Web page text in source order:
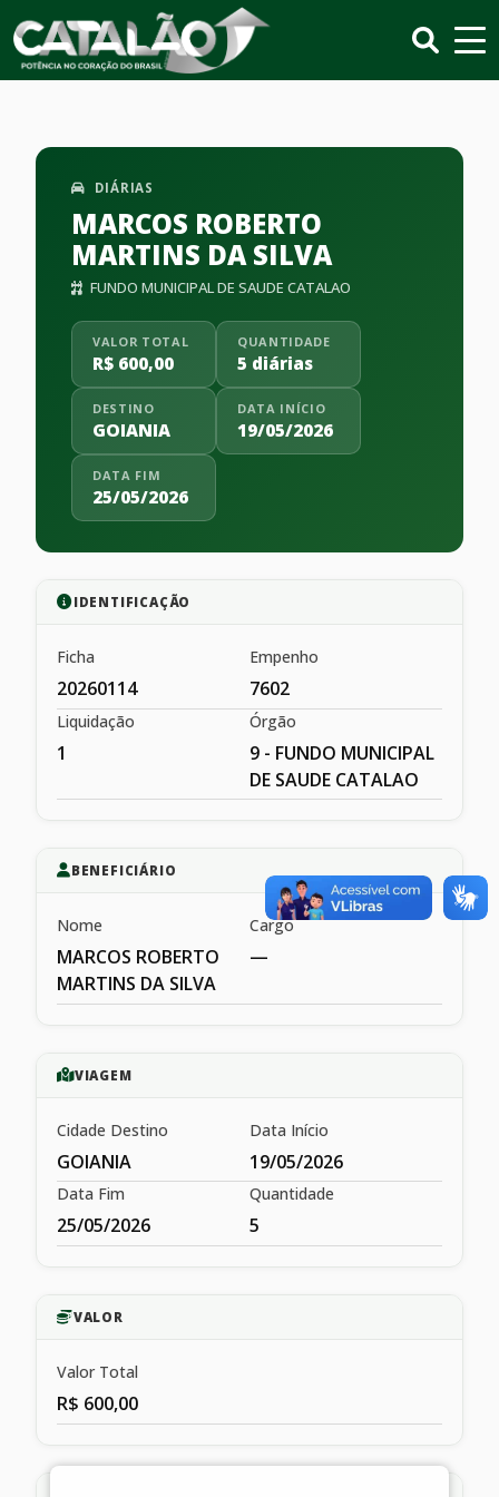
DIÁRIAS
MARCOS ROBERTO
MARTINS DA SILVA
FUNDO MUNICIPAL DE SAUDE CATALAO
VALOR TOTAL
R$ 600,00
QUANTIDADE
5 diárias
DESTINO
GOIANIA
DATA INÍCIO
19/05/2026
DATA FIM
25/05/2026
IDENTIFICAÇÃO
Ficha
20260114
Empenho
7602
Liquidação
1
Órgão
9 - FUNDO MUNICIPAL
DE SAUDE CATALAO
BENEFICIÁRIO
Nome
MARCOS ROBERTO
MARTINS DA SILVA
Cargo
—
VIAGEM
Cidade Destino
GOIANIA
Data Início
19/05/2026
Data Fim
25/05/2026
Quantidade
5
VALOR
Valor Total
R$ 600,00